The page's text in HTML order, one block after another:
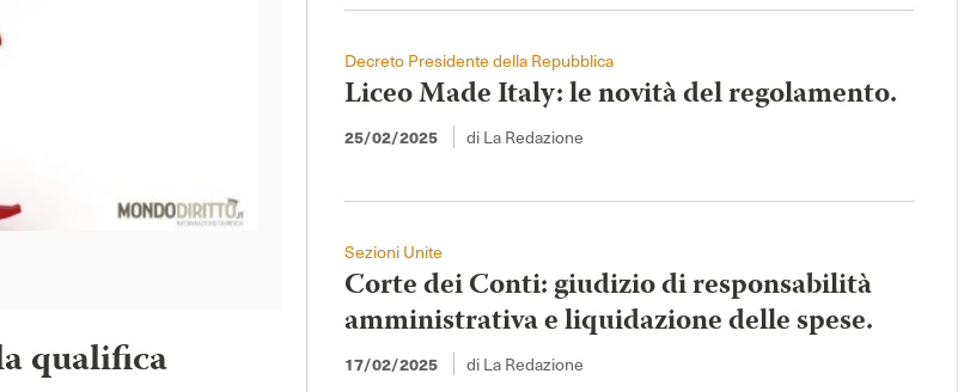
qualifica
Decreto Presidente della Repubblica
Liceo Made Italy: le novità del regolamento.
25/02/2025 di La Redazione
Sezioni Unite
Corte dei Conti: giudizio di responsabilità
amministrativa e liquidazione delle spese.
17/02/2025 di La Redazione